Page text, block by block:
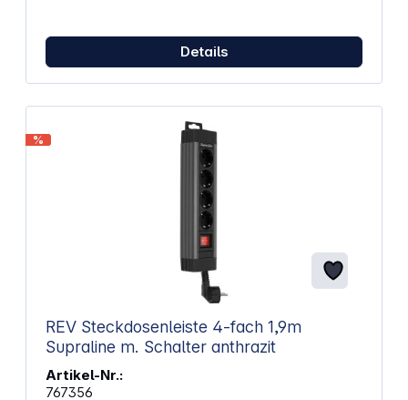
Details
%
REV Steckdosenleiste 4-fach 1,9m
Supraline m. Schalter anthrazit
Artikel-Nr.:
767356